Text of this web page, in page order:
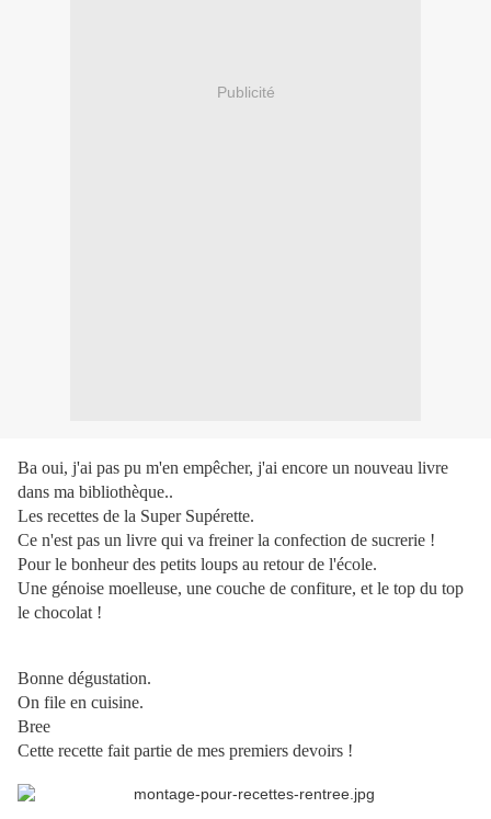
Publicité
Ba oui, j'ai pas pu m'en empêcher, j'ai encore un nouveau livre
dans ma bibliothèque..
Les recettes de la Super Supérette.
Ce n'est pas un livre qui va freiner la confection de sucrerie !
Pour le bonheur des petits loups au retour de l'école.
Une génoise moelleuse, une couche de confiture, et le top du top
le chocolat !
Bonne dégustation.
On file en cuisine.
Bree
Cette recette fait partie de mes premiers devoirs !